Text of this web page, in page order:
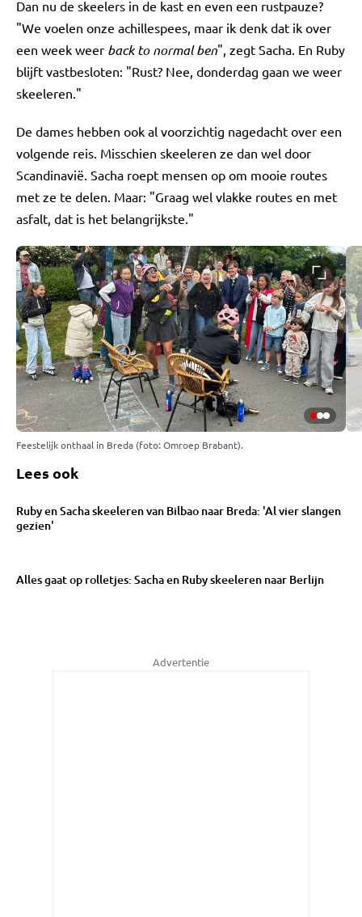
Dan nu de skeelers in de kast en even een rustpauze?
"We voelen onze achillespees, maar ik denk dat ik over
een week weer back to normal ben", zegt Sacha. En Ruby
blijft vastbesloten: "Rust? Nee, donderdag gaan we weer
skeeleren."
De dames hebben ook al voorzichtig nagedacht over een
volgende reis. Misschien skeeleren ze dan wel door
Scandinavië. Sacha roept mensen op om mooie routes
met ze te delen. Maar: "Graag wel vlakke routes en met
asfalt, dat is het belangrijkste."
Feestelijk onthaal in Breda (foto: Omroep Brabant).
Lees ook
Ruby en Sacha skeeleren van Bilbao naar Breda: 'Al vier slangen
gezien'
Alles gaat op rolletjes: Sacha en Ruby skeeleren naar Berlijn
Advertentie